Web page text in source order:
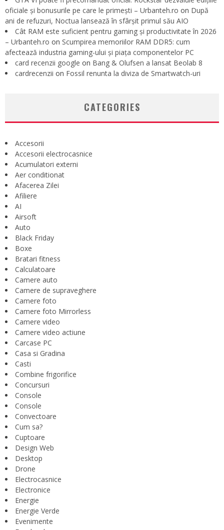
oficiale și bonusurile pe care le primești – Urbanteh.ro on După
ani de refuzuri, Noctua lansează în sfârșit primul său AIO
Cât RAM este suficient pentru gaming și productivitate în 2026
– Urbanteh.ro on Scumpirea memoriilor RAM DDR5: cum
afectează industria gaming-ului și piața componentelor PC
card recenzii google on Bang & Olufsen a lansat Beolab 8
cardrecenzii on Fossil renunta la diviza de Smartwatch-uri
CATEGORIES
Accesorii
Accesorii electrocasnice
Acumulatori externi
Aer conditionat
Afacerea Zilei
Afiliere
AI
Airsoft
Auto
Black Friday
Boxe
Bratari fitness
Calculatoare
Camere auto
Camere de supraveghere
Camere foto
Camere foto Mirrorless
Camere video
Camere video actiune
Carcase PC
Casa si Gradina
Casti
Combine frigorifice
Concursuri
Console
Console
Convectoare
Cum sa?
Cuptoare
Design Web
Desktop
Drone
Electrocasnice
Electronice
Energie
Energie Verde
Evenimente